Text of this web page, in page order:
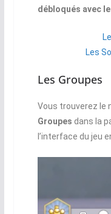
débloqués avec
Les
Les Groupes
Vous trouverez le
Groupes dans la
l’interface du jeu